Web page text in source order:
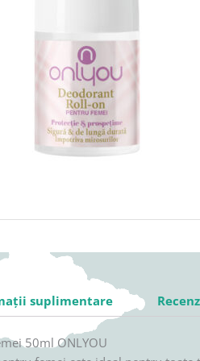
suplimentare
50ml ONLYOU